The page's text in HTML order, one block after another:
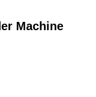
Machine